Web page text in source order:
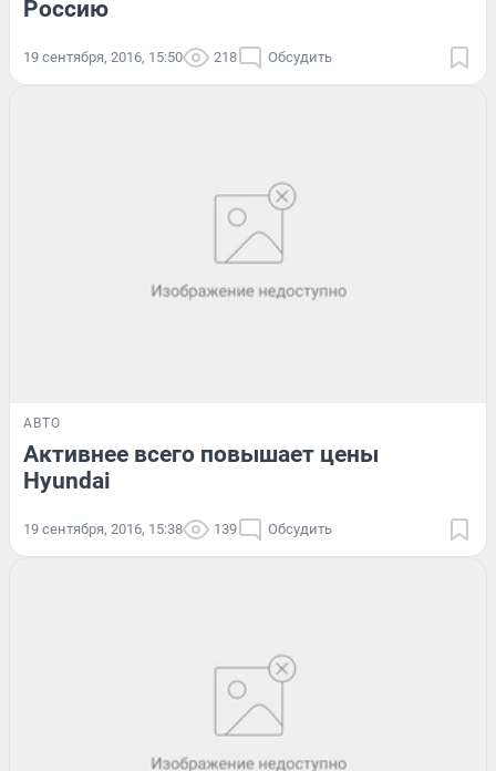
Россию
19 сентября, 2016, 15:50 218 Обсудить
АВТО
Активнее всего повышает цены
Hyundai
19 сентября, 2016, 15:38 139 Обсудить